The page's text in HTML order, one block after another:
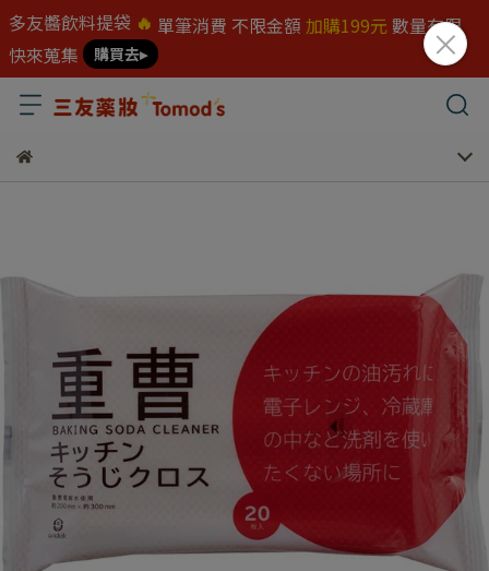
多友醬飲料提袋 🔥 單筆消費 不限金額 加購199元 數量有限
快來蒐集
購買去▸